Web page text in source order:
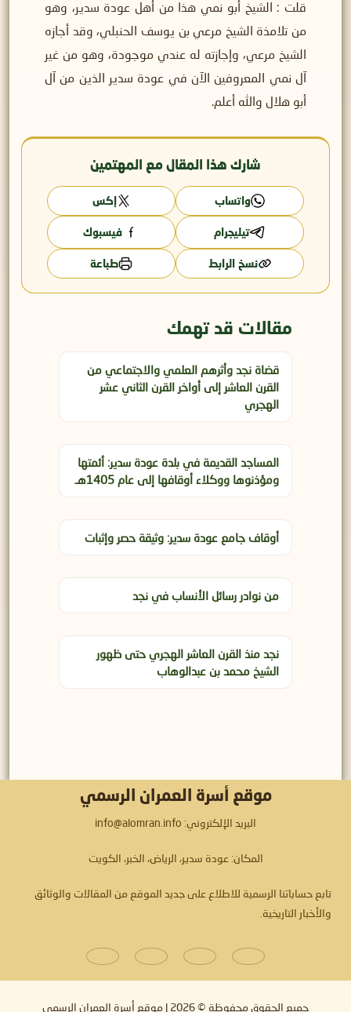
قلت : الشيخ أبو نمي هذا من أهل عودة سدير، وهو
من تلامذة الشيخ مرعي بن يوسف الحنبلي، وقد أجازه
الشيخ مرعي، وإجازته له عندي موجودة، وهو من غير
آل نمي المعروفين الآن في عودة سدير الذين من آل
أبو هلال والله أعلم.
شارك هذا المقال مع المهتمين
واتساب إكس
تيليجرام فيسبوك
نسخ الرابط طباعة
مقالات قد تهمك
قضاة نجد وأثرهم العلمي والاجتماعي من
القرن العاشر إلى أواخر القرن الثاني عشر
الهجري
المساجد القديمة في بلدة عودة سدير: أئمتها
ومؤذنوها ووكلاء أوقافها إلى عام 1405هـ
أوقاف جامع عودة سدير: وثيقة حصر وإثبات
من نوادر رسائل الأنساب في نجد
نجد منذ القرن العاشر الهجري حتى ظهور
الشيخ محمد بن عبدالوهاب
موقع أسرة العمران الرسمي
البريد الإلكتروني: info@alomran.info
المكان: عودة سدير، الرياض، الخبر، الكويت
تابع حساباتنا الرسمية للاطلاع على جديد الموقع من المقالات والوثائق
والأخبار التاريخية.
جميع الحقوق محفوظة © 2026 | موقع أسرة العمران الرسمي